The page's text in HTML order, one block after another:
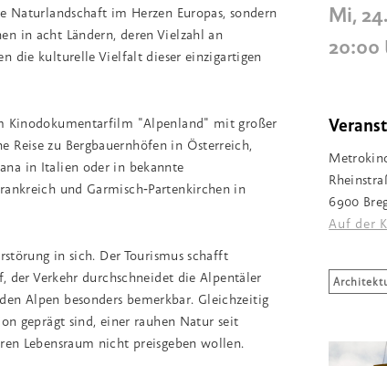
Mi,
20:00
6900
Auf der
Naturlandschaft im Herzen Europas, sondern
in acht Ländern, deren Vielzahl an
die kulturelle Vielfalt dieser einzigartigen
Kinodokumentarfilm "Alpenland" mit großer
Reise zu Bergbauernhöfen in Österreich,
in Italien oder in bekannte
und Garmisch‐Partenkirchen in
in sich. Der Tourismus schafft
der Verkehr durchschneidet die Alpentäler
Alpen besonders bemerkbar. Gleichzeitig
geprägt sind, einer rauhen Natur seit
Lebensraum nicht preisgeben wollen.